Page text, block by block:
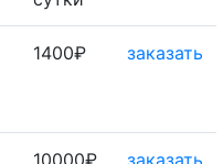
1400₽ заказать